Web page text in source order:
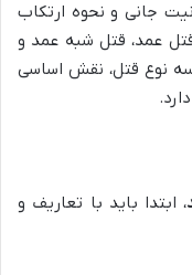
جانی و نحوه ارتکاب
عمد، قتل شبه عمد و
نوع قتل، نقش اساسی
، ابتدا باید با تعاریف و